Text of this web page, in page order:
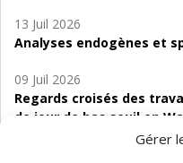
Gérer
13 Juil 2026
Analyses endogènes et
09 Juil 2026
Regards croisés des
de jour de bas seuil en